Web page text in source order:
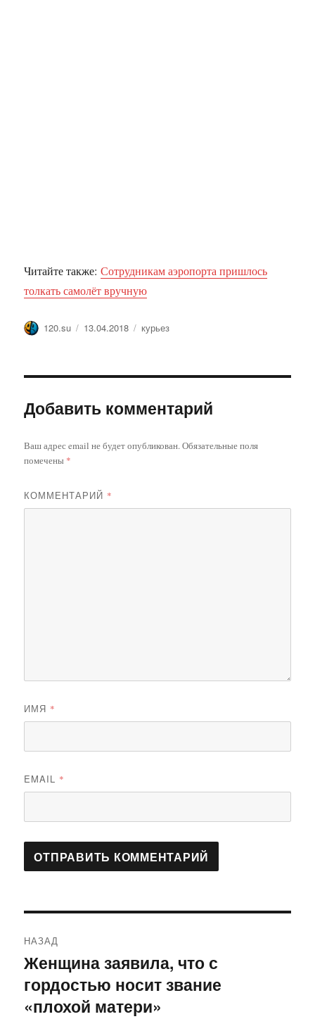
Читайте также:Сотрудникам аэропорта пришлось
толкать самолёт вручную
Автор
120.su Опубликовано
13.04.2018 Метки
курьез
Добавить комментарий
Ваш адрес email не будет опубликован.Обязательные поля
помечены *
КОММЕНТАРИЙ *
ИМЯ *
EMAIL *
по
записям
НАЗАД
Предыдущая
запись:
Женщина заявила, что с
гордостью носит звание
«плохой матери»